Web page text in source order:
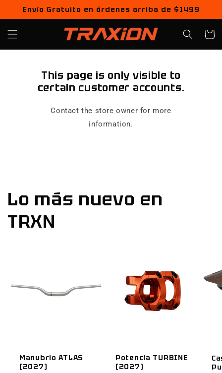
directamente
al contenido
Envío Gratuito en órdenes arriba de $1499
Carrito
This page is only visible to
certain customer accounts.
Contact the store owner for more
information.
Lo más nuevo en
TRXN
Manubrio ATLAS
(2027)
Potencia TURBINE
(2027)